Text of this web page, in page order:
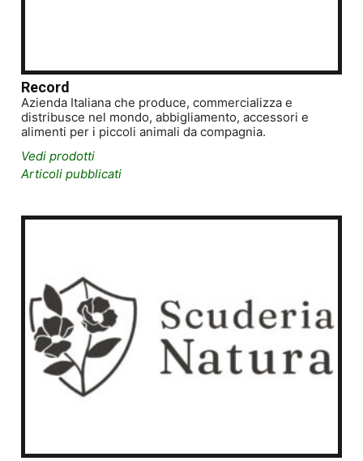
Record
Azienda Italiana che produce, commercializza e
distribusce nel mondo, abbigliamento, accessori e
alimenti per i piccoli animali da compagnia.
Vedi prodotti
Articoli pubblicati